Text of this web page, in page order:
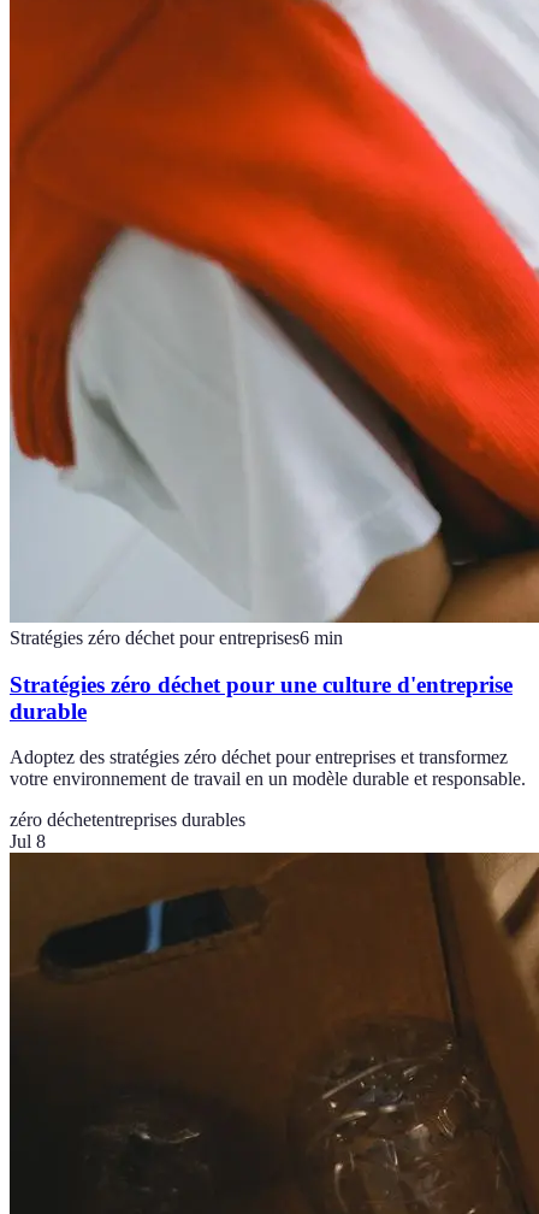
Stratégies zéro déchet pour entreprises6 min
Stratégies zéro déchet pour une culture d'entreprise
durable
Adoptez des stratégies zéro déchet pour entreprises et transformez
votre environnement de travail en un modèle durable et responsable.
zéro déchetentreprises durables
Jul 8